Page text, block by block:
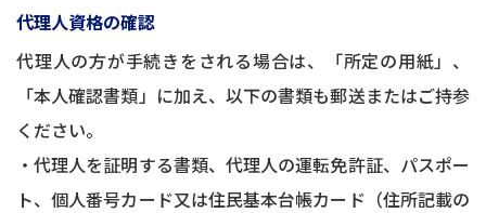
代理人資格の確認
代理人の方が手続きをされる場合は、「所定の用紙」、
「本人確認書類」に加え、以下の書類も郵送またはご持参
ください。
・代理人を証明する書類、代理人の運転免許証、パスポー
ト、個人番号カード又は住民基本台帳カード（住所記載の